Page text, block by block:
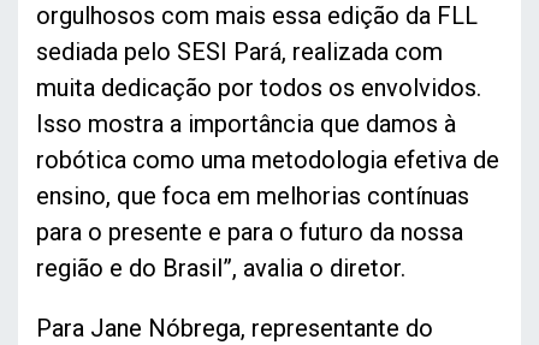
orgulhosos com mais essa edição da FLL
sediada pelo SESI Pará, realizada com
muita dedicação por todos os envolvidos.
Isso mostra a importância que damos à
robótica como uma metodologia efetiva de
ensino, que foca em melhorias contínuas
para o presente e para o futuro da nossa
região e do Brasil”, avalia o diretor.
Para Jane Nóbrega, representante do